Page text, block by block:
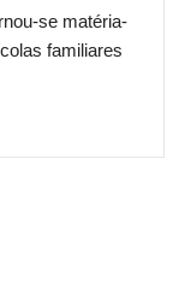
se matéria-
familiares